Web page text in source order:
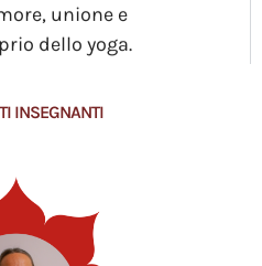
unione e
dello yoga.
INSEGNANTI